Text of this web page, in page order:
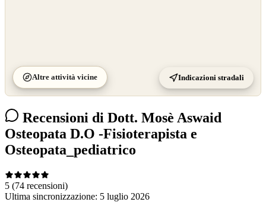
Altre attività vicine Indicazioni stradali
Recensioni di Dott. Mosè Aswaid
Osteopata D.O -Fisioterapista e
Osteopata_pediatrico
5 (74 recensioni)
Ultima sincronizzazione: 5 luglio 2026